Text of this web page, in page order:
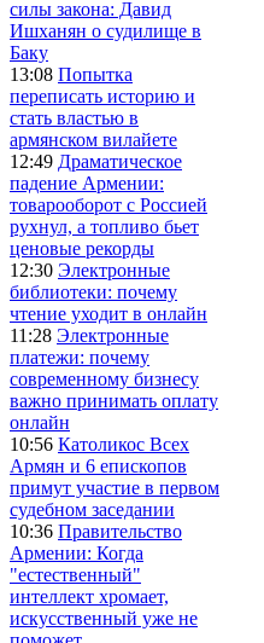
силы закона: Давид
Ишханян о судилище в
Баку
13:08 Попытка
переписать историю и
стать властью в
армянском вилайете
12:49 Драматическое
падение Армении:
товарооборот с Россией
рухнул, а топливо бьет
ценовые рекорды
12:30 Электронные
библиотеки: почему
чтение уходит в онлайн
11:28 Электронные
платежи: почему
современному бизнесу
важно принимать оплату
онлайн
10:56 Католикос Всех
Армян и 6 епископов
примут участие в первом
судебном заседании
10:36 Правительство
Армении: Когда
"естественный"
интеллект хромает,
искусственный уже не